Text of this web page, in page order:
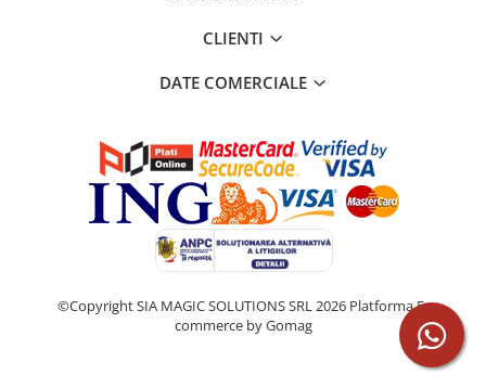
CLIENTI
DATE COMERCIALE
©Copyright SIA MAGIC SOLUTIONS SRL 2026 Platforma E-
commerce by Gomag